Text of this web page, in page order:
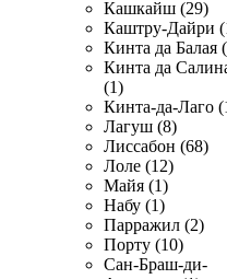
Кашкайш (29)
Каштру-Дайри
Кинта да Балая
Кинта да
(1)
Кинта-да-Лаго
Лагуш (8)
Лиссабон (68)
Лоле (12)
Майя (1)
Набу (1)
Парражил (2)
Порту (10)
Сан-Браш-ди-